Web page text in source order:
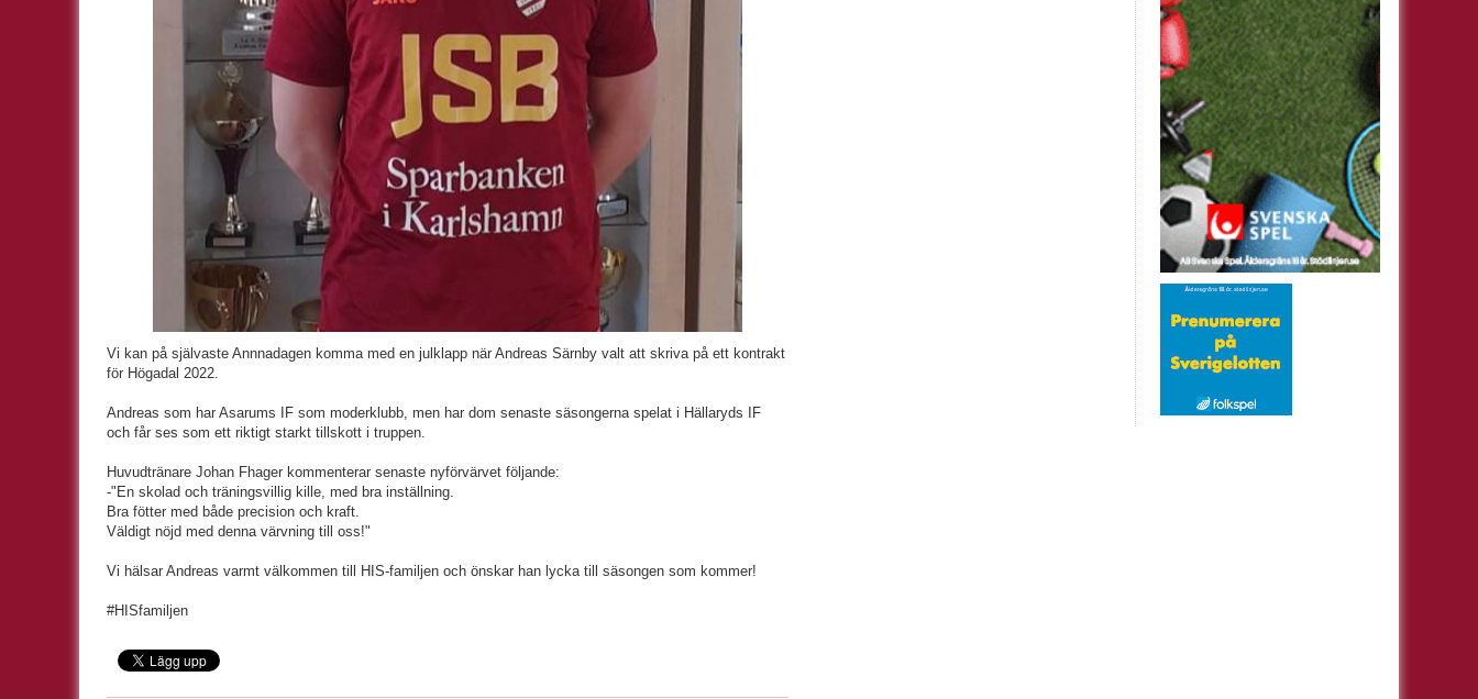
Vi kan på självaste Annnadagen komma med en julklapp när Andreas Särnby valt att skriva på ett kontrakt
för Högadal 2022.
Andreas som har Asarums IF som moderklubb, men har dom senaste säsongerna spelat i Hällaryds IF
och får ses som ett riktigt starkt tillskott i truppen.
Huvudtränare Johan Fhager kommenterar senaste nyförvärvet följande:
-"En skolad och träningsvillig kille, med bra inställning.
Bra fötter med både precision och kraft.
Väldigt nöjd med denna värvning till oss!"
Vi hälsar Andreas varmt välkommen till HIS-familjen och önskar han lycka till säsongen som kommer!
#HISfamiljen